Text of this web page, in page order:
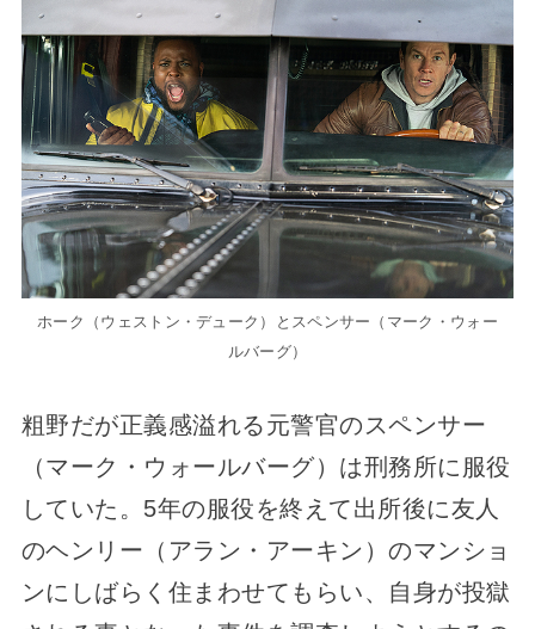
ホーク（ウェストン・デューク）とスペンサー（マーク・ウォー
ルバーグ）
粗野だが正義感溢れる元警官のスペンサー
（マーク・ウォールバーグ）は刑務所に服役
していた。5年の服役を終えて出所後に友人
のヘンリー（アラン・アーキン）のマンショ
ンにしばらく住まわせてもらい、自身が投獄